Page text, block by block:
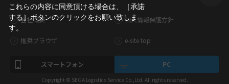
会社概要 個人情報保護方針
推奨ブラウザ e-site top
スマートフォン PC
Copyright © SEGA Logistics Service Co.,Ltd. All rights reserved.
これらの内容に同意頂ける場合は、［承諾
する］ボタンのクリックをお願い致しま
す。